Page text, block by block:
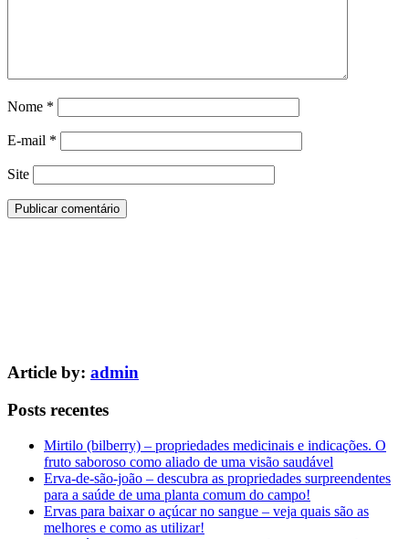
Nome *
E-mail *
Site
Article by: admin
Posts recentes
Mirtilo (bilberry) – propriedades medicinais e indicações. O
fruto saboroso como aliado de uma visão saudável
Erva-de-são-joão – descubra as propriedades surpreendentes
para a saúde de uma planta comum do campo!
Ervas para baixar o açúcar no sangue – veja quais são as
melhores e como as utilizar!